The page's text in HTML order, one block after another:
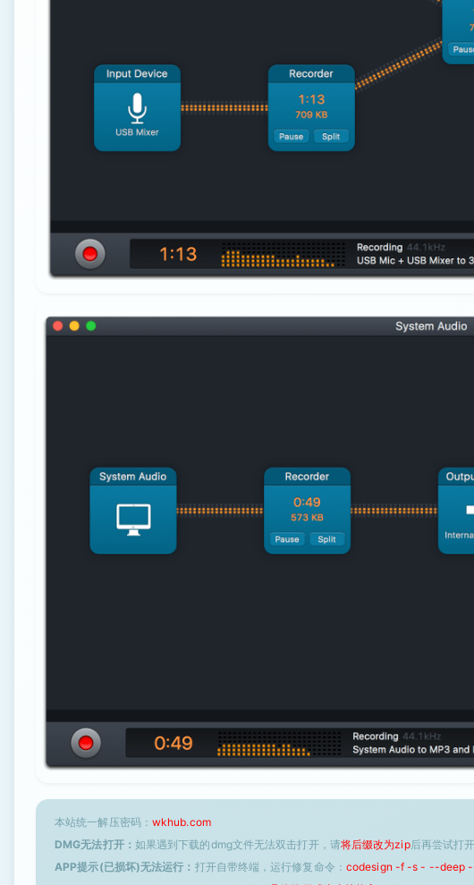
本站统一解压密码： wkhub.com
DMG无法打开： 如果遇到下载的dmg文件无法双击打开，请将后缀改为zip后再尝试打开
APP提示(已损坏)无法运行： 打开自带终端，运行修复命令： codesign -f -s - --deep